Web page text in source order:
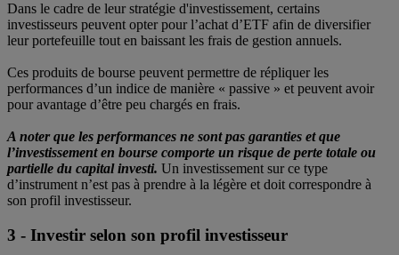
Dans le cadre de leur stratégie d'investissement, certains
investisseurs peuvent opter pour l’achat d’ETF afin de diversifier
leur portefeuille tout en baissant les frais de gestion annuels.
Ces produits de bourse peuvent permettre de répliquer les
performances d’un indice de manière « passive » et peuvent avoir
pour avantage d’être peu chargés en frais.
A noter que les performances ne sont pas garanties et que
l’investissement en bourse comporte un risque de perte totale ou
partielle du capital investi. Un investissement sur ce type
d’instrument n’est pas à prendre à la légère et doit correspondre à
son profil investisseur.
3 - Investir selon son profil investisseur